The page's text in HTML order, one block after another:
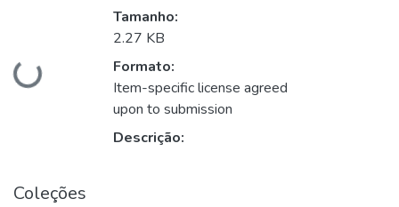
Carregando...
Tamanho:
2.27 KB
Formato:
Item-specific license agreed
upon to submission
Descrição:
Coleções